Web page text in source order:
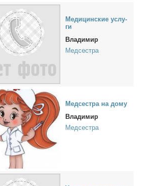
Ме­ди­цин­ские услу­
ги
Владимир
Медсестра
Мед­сест­ра на до­му
Владимир
Медсестра